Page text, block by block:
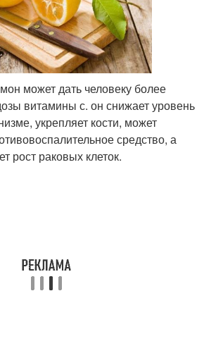
может дать человеку более
витамины с. он снижает уровень
укрепляет кости, может
средство, а
рост раковых клеток.